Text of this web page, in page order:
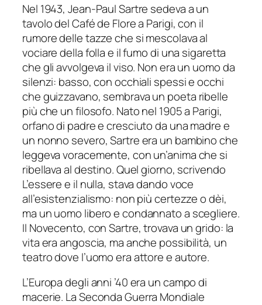
Nel 1943, Jean-Paul Sartre sedeva a un
tavolo del Café de Flore a Parigi, con il
rumore delle tazze che si mescolava al
vociare della folla e il fumo di una sigaretta
che gli avvolgeva il viso. Non era un uomo da
silenzi: basso, con occhiali spessi e occhi
che guizzavano, sembrava un poeta ribelle
più che un filosofo. Nato nel 1905 a Parigi,
orfano di padre e cresciuto da una madre e
un nonno severo, Sartre era un bambino che
leggeva voracemente, con un’anima che si
ribellava al destino. Quel giorno, scrivendo
L’essere e il nulla, stava dando voce
all’esistenzialismo: non più certezze o dèi,
ma un uomo libero e condannato a scegliere.
Il Novecento, con Sartre, trovava un grido: la
vita era angoscia, ma anche possibilità, un
teatro dove l’uomo era attore e autore.
L’Europa degli anni ’40 era un campo di
macerie. La Seconda Guerra Mondiale